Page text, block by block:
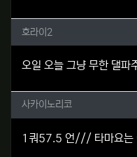
호라이2님의 댓
호라이2
오일 오늘 그냥 무한 댈파
사카이노리코
사카이노리코
1쿼57.5 언/// 타마요는